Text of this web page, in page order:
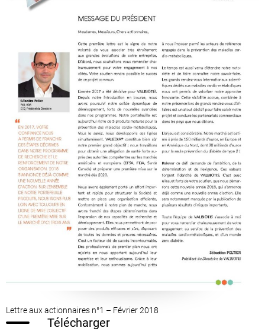
Lettre aux actionnaires n°1 – Février 2018
Télécharger